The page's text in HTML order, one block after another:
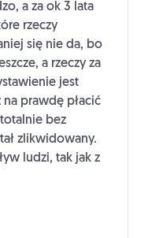
a za ok 3 lata
rzeczy
się nie da, bo
a rzeczy za
jest
prawdę płacić
bez
zlikwidowany.
ludzi, tak jak z